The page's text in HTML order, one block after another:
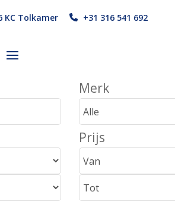
KC Tolkamer +31 316 541 692
Merk
Prijs